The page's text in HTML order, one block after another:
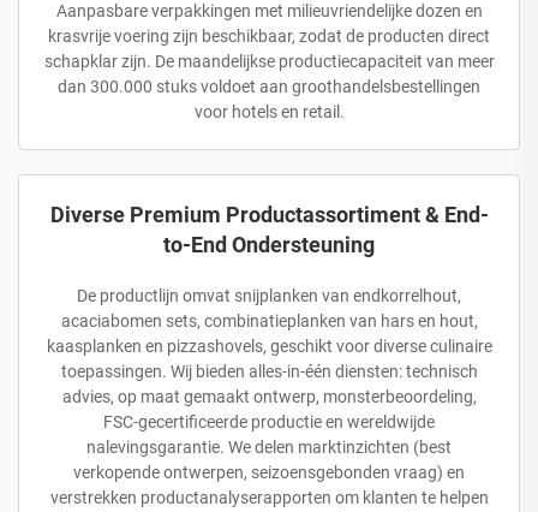
Aanpasbare verpakkingen met milieuvriendelijke dozen en
krasvrije voering zijn beschikbaar, zodat de producten direct
schapklar zijn. De maandelijkse productiecapaciteit van meer
dan 300.000 stuks voldoet aan groothandelsbestellingen
voor hotels en retail.
Diverse Premium Productassortiment & End-
to-End Ondersteuning
De productlijn omvat snijplanken van endkorrelhout,
acaciabomen sets, combinatieplanken van hars en hout,
kaasplanken en pizzashovels, geschikt voor diverse culinaire
toepassingen. Wij bieden alles-in-één diensten: technisch
advies, op maat gemaakt ontwerp, monsterbeoordeling,
FSC-gecertificeerde productie en wereldwijde
nalevingsgarantie. We delen marktinzichten (best
verkopende ontwerpen, seizoensgebonden vraag) en
verstrekken productanalyserapporten om klanten te helpen